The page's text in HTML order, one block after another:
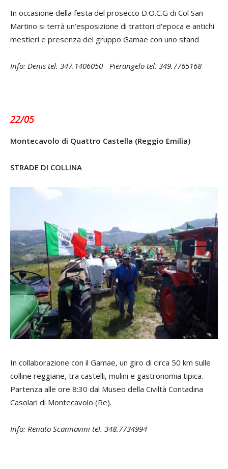
In occasione della festa del prosecco D.O.C.G di Col San
Martino si terrà un’esposizione di trattori d'epoca e antichi
mestieri e presenza del gruppo Gamae con uno stand
Info: Denis tel. 347.1406050 - Pierangelo tel. 349.7765168
22/05
Montecavolo di Quattro Castella (Reggio Emilia)
STRADE DI COLLINA
In collaborazione con il Gamae, un giro di circa 50 km sulle
colline reggiane, tra castelli, mulini e gastronomia tipica.
Partenza alle ore 8:30 dal Museo della Civiltà Contadina
Casolari di Montecavolo (Re).
Info: Renato Scannavini tel. 348.7734994